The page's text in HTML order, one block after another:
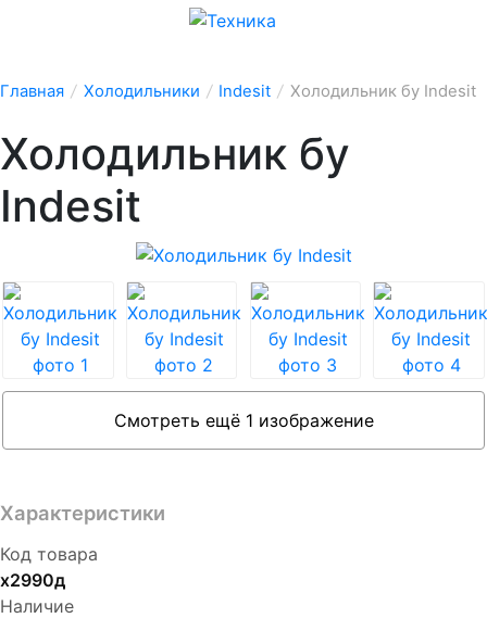
Главная / Холодильники / Indesit / Холодильник бу Indesit
Холодильник бу
Indesit
Смотреть ещё 1 изображение
Характеристики
Код товара
х2990д
Наличие